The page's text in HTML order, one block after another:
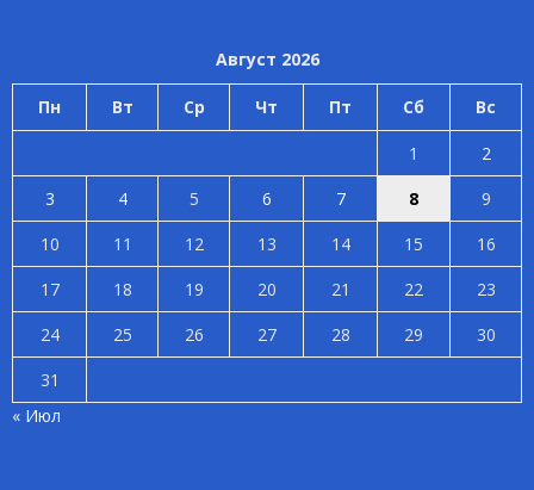
Август 2026
Пн Вт Ср Чт Пт Сб Вс
1
2
3
4 5 6 7 8
9
10
11 12 13 14 15
16
17
18 19 20 21 22
23
24
25 26 27 28 29
30
31
« Июл